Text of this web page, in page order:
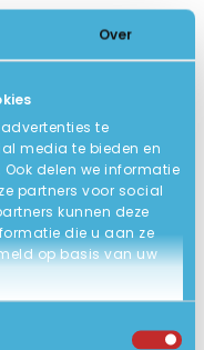
Over
te
media te bieden en
delen we informatie
partners voor social
kunnen deze
die u aan ze
op basis van uw
via USB-C
cm
doos!